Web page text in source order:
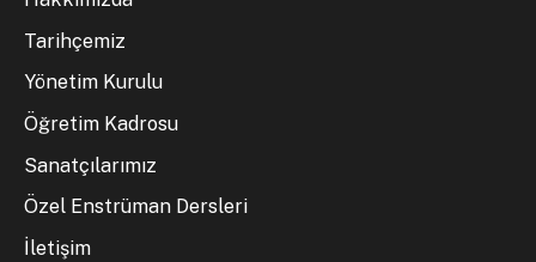
Tarihçemiz
Yönetim Kurulu
Öğretim Kadrosu
Sanatçılarımız
Özel Enstrüman Dersleri
İletişim